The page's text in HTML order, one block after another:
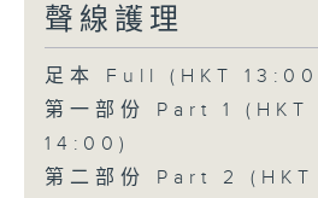
聲線護理
足本 Full (HKT
第一部份 Part 1
14:00)
第二部份 Part 2